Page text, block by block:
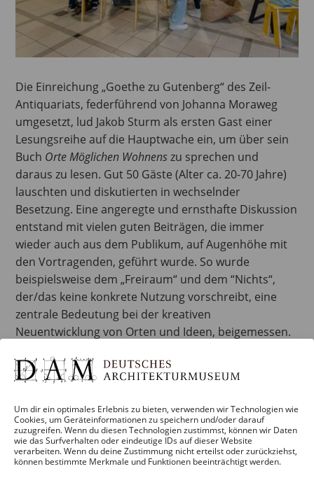
Um dir ein optimales Erlebnis zu bieten, verwenden wir Technologien wie
Cookies, um Geräteinformationen zu speichern und/oder darauf
zuzugreifen. Wenn du diesen Technologien zustimmst, können wir Daten
wie das Surfverhalten oder eindeutige IDs auf dieser Website
verarbeiten. Wenn du deine Zustimmung nicht erteilst oder zurückziehst,
können bestimmte Merkmale und Funktionen beeinträchtigt werden.
Die Einreichung „Goethe zu Gutenberg“ des Zeil-
Antiquariats, federführend von Johanna Moraweg
umgesetzt, lud Jakob Sturm als ersten Gast einer
Lesungsreihe auf die Hauptwache ein, um über sein
Buch Orte Möglichen Wohnenszu sprechen und
daraus zu lesen. Gut 50 Gäste (Alter ca. 20-70 Jahre)
lauschten und diskutierten in wechselnder
Besetzung. Eine angeregte und ernsthafte Diskussion
entstand mit vielen guten Beiträgen, die immer
wieder auch aus dem Publikum, auf Augenhöhe mit
den Vortragenden, geführt wurde. So wurde
beispielsweise dem „Freiraum“ und dem “Nichts“,
der/das keine konkrete Nutzung vorschreibt, eine
zentrale Bedeutung bei der kreativen
Neuentwicklung von Orten und Ideen, beigemessen.
gestalteten Orten hervorgehoben, 28 die durch eine
zielgerichtete Gestaltung zu Katalysatoren
Foto: Cornelius Pfannkuch